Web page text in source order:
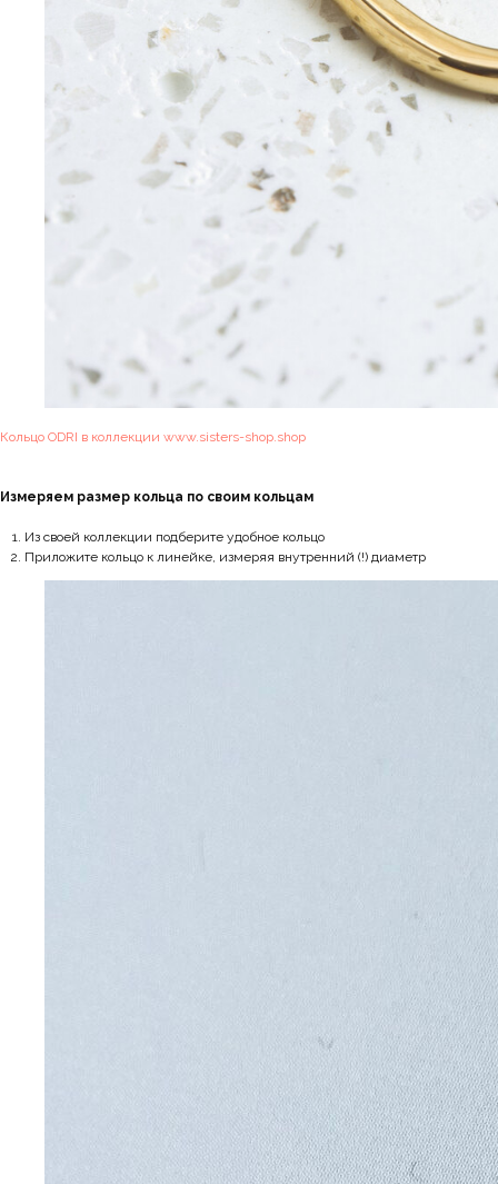
Кольцо ODRI в коллекции www.sisters-shop.shop
Измеряем размер кольца по своим кольцам
Из своей коллекции подберите удобное кольцо
Приложите кольцо к линейке, измеряя внутренний (!) диаметр